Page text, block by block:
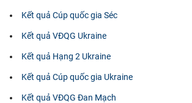
Kết quả Cúp quốc gia Séc
Kết quả VĐQG Ukraine
Kết quả Hạng 2 Ukraine
Kết quả Cúp quốc gia Ukraine
Kết quả VĐQG Đan Mạch